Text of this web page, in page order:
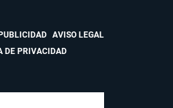
PUBLICIDAD
AVISO LEGAL
DE PRIVACIDAD